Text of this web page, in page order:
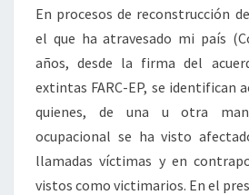
En procesos de reconstrucción
el que ha atravesado mi país
años, desde la firma del
extintas FARC-EP, se identifican
quienes, de una u otra
ocupacional se ha visto
llamadas víctimas y en
vistos como victimarios. En el